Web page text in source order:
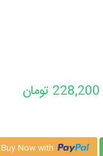
228,200 تومان